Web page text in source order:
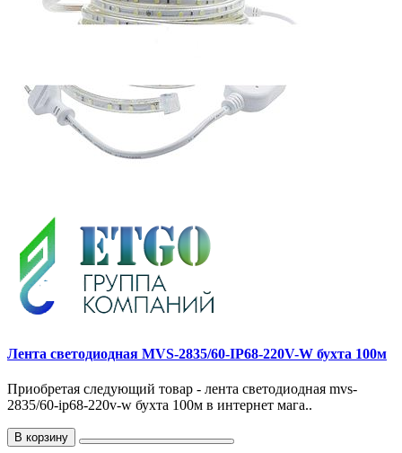
Лента светодиодная MVS-2835/60-IP68-220V-W бухта 100м
Приобретая следующий товар - лента светодиодная mvs-
2835/60-ip68-220v-w бухта 100м в интернет мага..
В корзину